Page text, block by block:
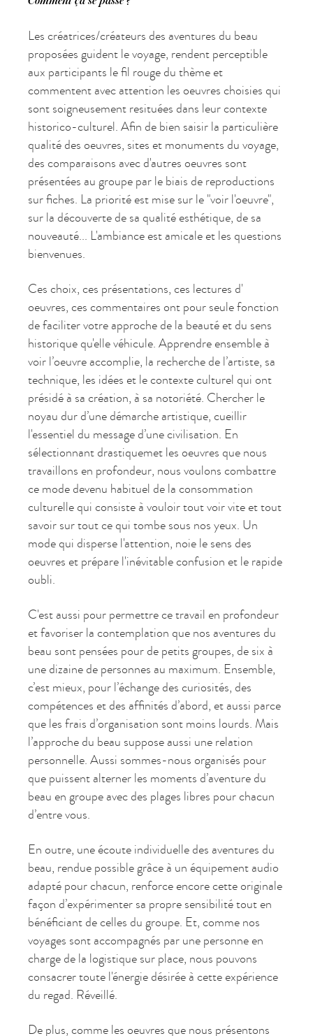
Les créatrices/créateurs des aventures du beau
proposées guident le voyage, rendent perceptible
aux participants le fil rouge du thème et
commentent avec attention les oeuvres choisies qui
sont soigneusement resituées dans leur contexte
historico-culturel. Afin de bien saisir la particulière
qualité des oeuvres, sites et monuments du voyage,
des comparaisons avec d'autres oeuvres sont
présentées au groupe par le biais de reproductions
sur fiches. La priorité est mise sur le "voir l'oeuvre",
sur la découverte de sa qualité esthétique, de sa
nouveauté... L'ambiance est amicale et les questions
bienvenues.
Ces choix, ces présentations, ces lectures d'
oeuvres, ces commentaires ont pour seule fonction
de faciliter votre approche de la beauté et du sens
historique qu'elle véhicule. Apprendre ensemble à
voir l’oeuvre accomplie, la recherche de l’artiste, sa
technique, les idées et le contexte culturel qui ont
présidé à sa création, à sa notoriété. Chercher le
noyau dur d’une démarche artistique, cueillir
l'essentiel du message d’une civilisation. En
sélectionnant drastiquemet les oeuvres que nous
travaillons en profondeur, nous voulons combattre
ce mode devenu habituel de la consommation
culturelle qui consiste à vouloir tout voir vite et tout
savoir sur tout ce qui tombe sous nos yeux. Un
mode qui disperse l'attention, noie le sens des
oeuvres et prépare l'inévitable confusion et le rapide
oubli.
C'est aussi pour permettre ce travail en profondeur
et favoriser la contemplation que nos aventures du
beau sont pensées pour de petits groupes, de six à
une dizaine de personnes au maximum. Ensemble,
c’est mieux, pour l’échange des curiosités, des
compétences et des affinités d’abord, et aussi parce
que les frais d’organisation sont moins lourds. Mais
l’approche du beau suppose aussi une relation
personnelle. Aussi sommes-nous organisés pour
que puissent alterner les moments d’aventure du
beau en groupe avec des plages libres pour chacun
d’entre vous.
En outre, une écoute individuelle des aventures du
beau, rendue possible grâce à un équipement audio
adapté pour chacun, renforce encore cette originale
façon d’expérimenter sa propre sensibilité tout en
bénéficiant de celles du groupe. Et, comme nos
voyages sont accompagnés par une personne en
charge de la logistique sur place, nous pouvons
consacrer toute l'énergie désirée à cette expérience
du regad. Réveillé.
De plus, comme les oeuvres que nous présentons